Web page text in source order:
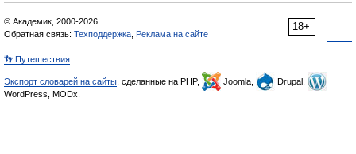
18+
© Академик, 2000-2026
Обратная связь: Техподдержка Реклама на сайте
👣 Путешествия
Экспорт словарей на сайты , сделанные на PHP, Joomla,
Drupal,
WordPress, MODx.